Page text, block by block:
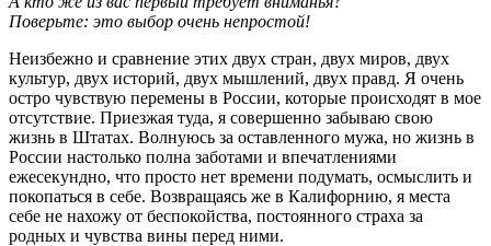
Поверьте: это выбор очень непростой!
Неизбежно и сравнение этих двух стран, двух миров, двух
культур, двух историй, двух мышлений, двух правд. Я очень
остро чувствую перемены в России, которые происходят в мое
отсутствие. Приезжая туда, я совершенно забываю свою
жизнь в Штатах. Волнуюсь за оставленного мужа, но жизнь в
России настолько полна заботами и впечатлениями
ежесекундно, что просто нет времени подумать, осмыслить и
покопаться в себе. Возвращаясь же в Калифорнию, я места
себе не нахожу от беспокойства, постоянного страха за
родных и чувства вины перед ними.